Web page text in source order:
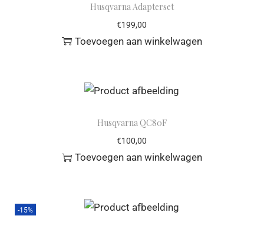
Husqvarna Adapterset
€199,00
Toevoegen aan winkelwagen
Husqvarna QC80F
€100,00
Toevoegen aan winkelwagen
-15%